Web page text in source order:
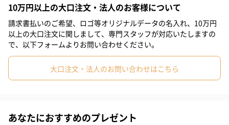
そんな伝説の人物の名をブランド名に冠したのはその長寿を「ウ
イスキーの熟成に」、培われた叡智を「ブレンド技術」になぞら
えたためと言われています。
発祥の地はロンドン。1871年にグリーンリースブラザー社がスコ
一無二の味わいをもつオールドパーが誕生したのです。
#祖母 #母親 #父親 #妻 #夫 #女性 #男性
#男友達 #女友達 #彼氏 #20代前半 #20代後半 #30代
10万円以上の大口注文・法人のお客様について
請求書払いのご希望、ロゴ等オリジナルデータの名入れ、10万円
以上の大口注文に関しまして、専門スタッフが対応いたしますの
で、以下フォームよりお問い合わせください。
大口注文・法人のお問い合わせはこちら
あなたにおすすめのプレゼント